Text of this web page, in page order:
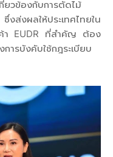
ยวข้องกับการตัดไม้
งส่งผลให้ประเทศไทยใน
า EUDR ที่สำคัญ ต้อง
ารบังคับใช้กฎระเบียบ